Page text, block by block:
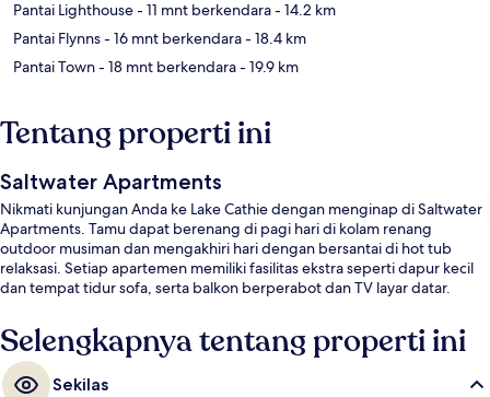
Pantai Lighthouse- 11 mnt berkendara- 14.2 km
Pantai Flynns- 16 mnt berkendara- 18.4 km
Pantai Town- 18 mnt berkendara- 19.9 km
Tentang properti ini
Saltwater Apartments
Nikmati kunjungan Anda ke Lake Cathie dengan menginap di Saltwater
Apartments. Tamu dapat berenang di pagi hari di kolam renang
outdoor musiman dan mengakhiri hari dengan bersantai di hot tub
relaksasi. Setiap apartemen memiliki fasilitas ekstra seperti dapur kecil
dan tempat tidur sofa, serta balkon berperabot dan TV layar datar.
Selengkapnya tentang properti ini
Sekilas